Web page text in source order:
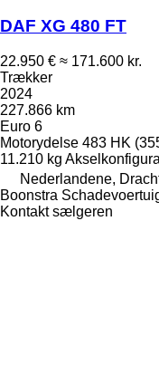
DAF XG 480 FT
22.950 € ≈ 171.600 kr.
Trækker
2024
227.866 km
Euro 6
Motorydelse 483 HK
11.210 kg
Nederlandene,
Boonstra
Kontakt sælgeren